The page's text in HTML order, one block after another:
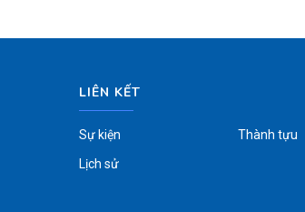
LIÊN KẾT
Sự kiện
Lịch sử
Thành tựu